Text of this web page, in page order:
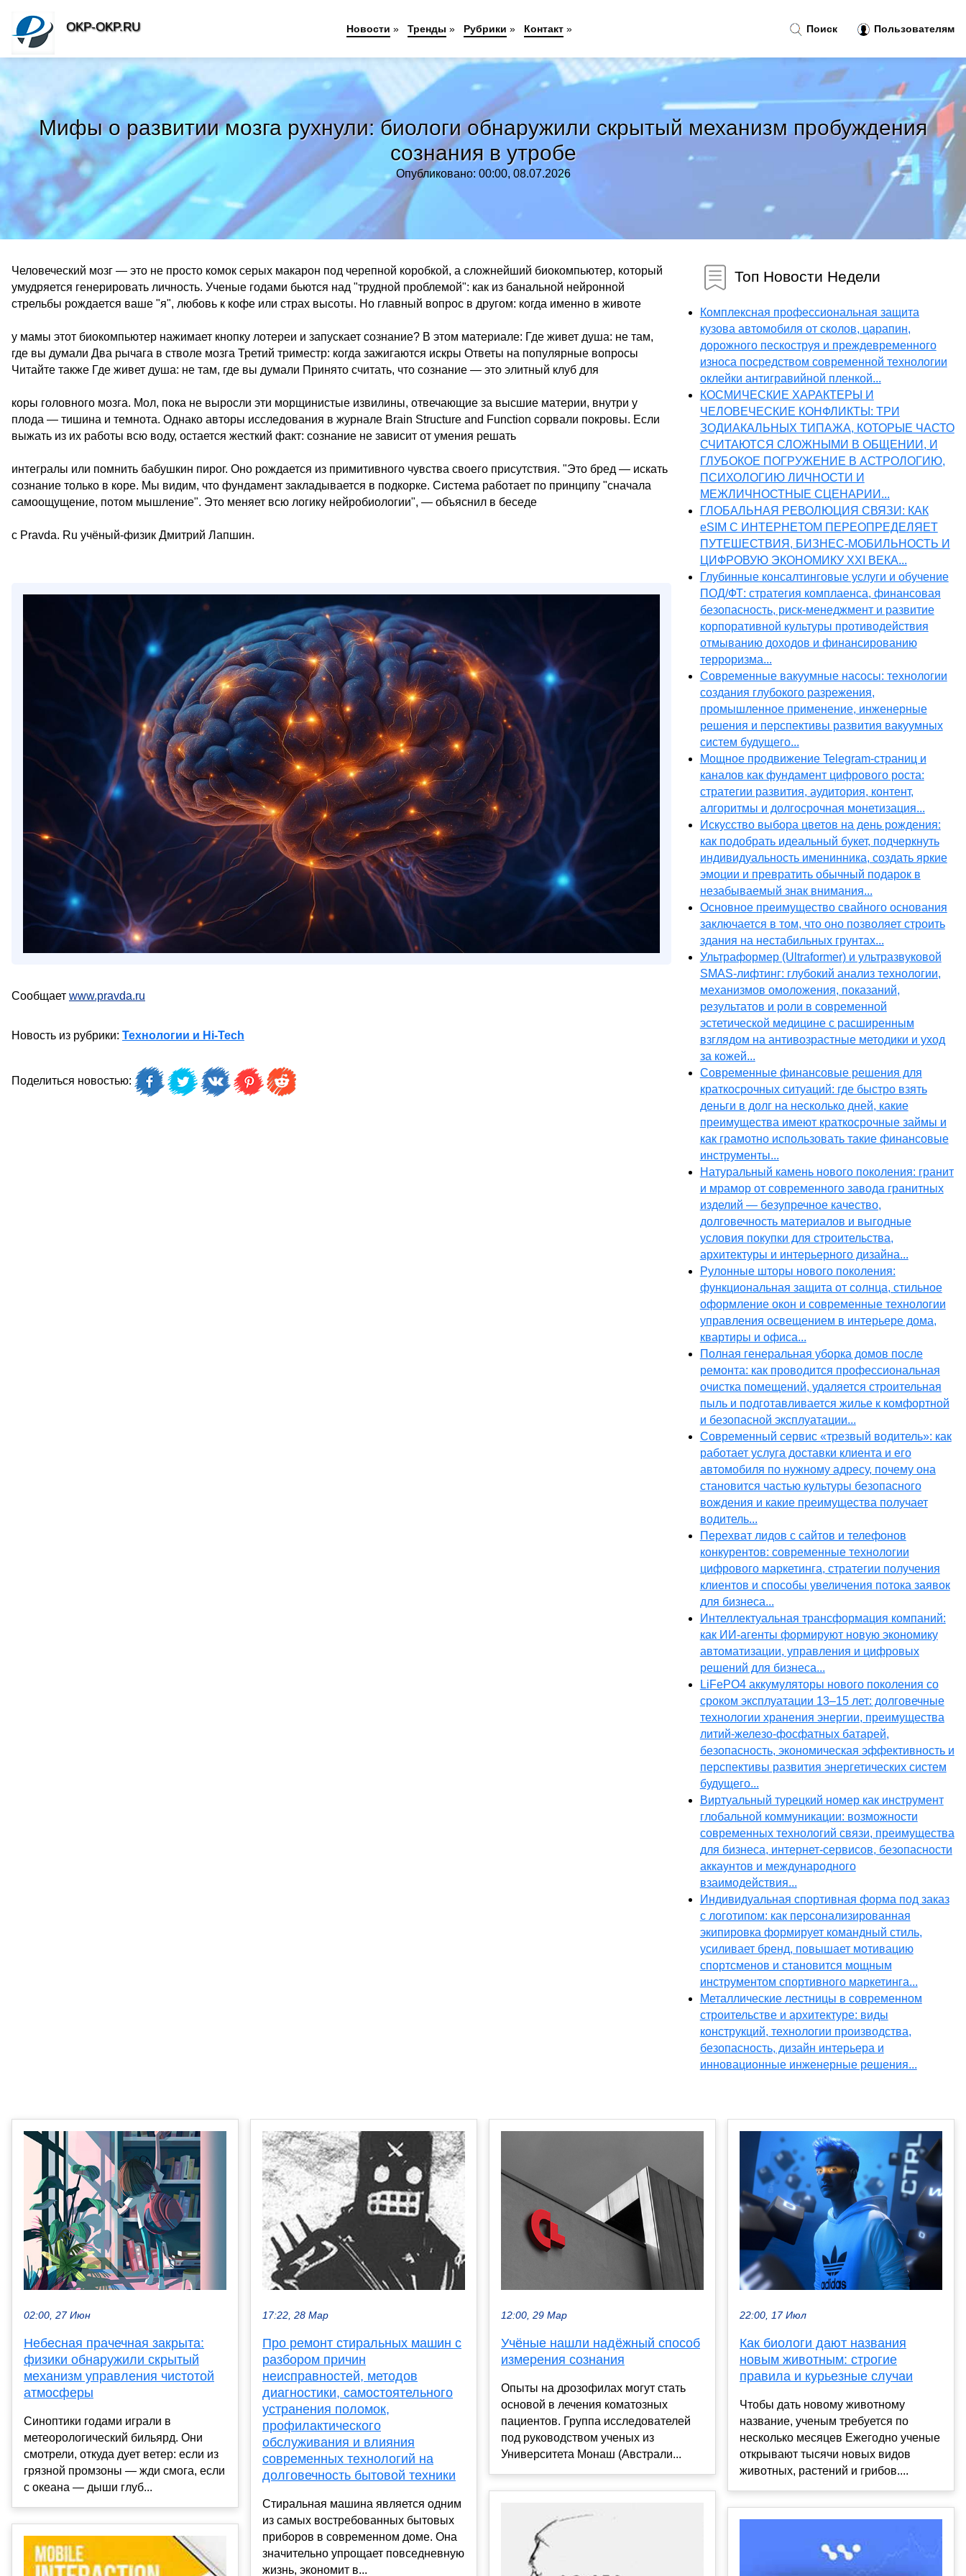
Мифы о развитии мозга рухнули: биологи обнаружили скрытый механизм пробуждения
сознания в утробе
Опубликовано: 00:00, 08.07.2026
Человеческий мозг — это не просто комок серых макарон под черепной коробкой, а сложнейший биокомпьютер, который
умудряется генерировать личность. Ученые годами бьются над "трудной проблемой": как из банальной нейронной
стрельбы рождается ваше "я", любовь к кофе или страх высоты. Но главный вопрос в другом: когда именно в животе
у мамы этот биокомпьютер нажимает кнопку лотереи и запускает сознание? В этом материале: Где живет душа: не там,
где вы думали Два рычага в стволе мозга Третий триместр: когда зажигаются искры Ответы на популярные вопросы
Читайте также Где живет душа: не там, где вы думали Принято считать, что сознание — это элитный клуб для
коры головного мозга. Мол, пока не выросли эти морщинистые извилины, отвечающие за высшие материи, внутри у
плода — тишина и темнота. Однако авторы исследования в журнале Brain Structure and Function сорвали покровы. Если
выжать из их работы всю воду, остается жесткий факт: сознание не зависит от умения решать
интегралы или помнить бабушкин пирог. Оно рождается из примитивного чувства своего присутствия. "Это бред — искать
сознание только в коре. Мы видим, что фундамент закладывается в подкорке. Система работает по принципу "сначала
самоощущение, потом мышление". Это меняет всю логику нейробиологии", — объяснил в беседе
с Pravda. Ru учёный-физик Дмитрий Лапшин.
Сообщает www.pravda.ru
Новость из рубрики: Технологии и Hi-Tech
Поделиться новостью:
Топ Новости Недели
Комплексная профессиональная защита
кузова автомобиля от сколов, царапин,
дорожного пескоструя и преждевременного
износа посредством современной технологии
оклейки антигравийной пленкой...
КОСМИЧЕСКИЕ ХАРАКТЕРЫ И
ЧЕЛОВЕЧЕСКИЕ КОНФЛИКТЫ: ТРИ
ЗОДИАКАЛЬНЫХ ТИПАЖА, КОТОРЫЕ ЧАСТО
СЧИТАЮТСЯ СЛОЖНЫМИ В ОБЩЕНИИ, И
ГЛУБОКОЕ ПОГРУЖЕНИЕ В АСТРОЛОГИЮ,
ПСИХОЛОГИЮ ЛИЧНОСТИ И
МЕЖЛИЧНОСТНЫЕ СЦЕНАРИИ...
ГЛОБАЛЬНАЯ РЕВОЛЮЦИЯ СВЯЗИ: КАК
eSIM С ИНТЕРНЕТОМ ПЕРЕОПРЕДЕЛЯЕТ
ПУТЕШЕСТВИЯ, БИЗНЕС-МОБИЛЬНОСТЬ И
ЦИФРОВУЮ ЭКОНОМИКУ XXI ВЕКА...
Глубинные консалтинговые услуги и обучение
ПОД/ФТ: стратегия комплаенса, финансовая
безопасность, риск-менеджмент и развитие
корпоративной культуры противодействия
отмыванию доходов и финансированию
терроризма...
Современные вакуумные насосы: технологии
создания глубокого разрежения,
промышленное применение, инженерные
решения и перспективы развития вакуумных
систем будущего...
Мощное продвижение Telegram-страниц и
каналов как фундамент цифрового роста:
стратегии развития, аудитория, контент,
алгоритмы и долгосрочная монетизация...
Искусство выбора цветов на день рождения:
как подобрать идеальный букет, подчеркнуть
индивидуальность именинника, создать яркие
эмоции и превратить обычный подарок в
незабываемый знак внимания...
Основное преимущество свайного основания
заключается в том, что оно позволяет строить
здания на нестабильных грунтах...
Ультраформер (Ultraformer) и ультразвуковой
SMAS-лифтинг: глубокий анализ технологии,
механизмов омоложения, показаний,
результатов и роли в современной
эстетической медицине с расширенным
взглядом на антивозрастные методики и уход
за кожей...
Современные финансовые решения для
краткосрочных ситуаций: где быстро взять
деньги в долг на несколько дней, какие
преимущества имеют краткосрочные займы и
как грамотно использовать такие финансовые
инструменты...
Натуральный камень нового поколения: гранит
и мрамор от современного завода гранитных
изделий — безупречное качество,
долговечность материалов и выгодные
условия покупки для строительства,
архитектуры и интерьерного дизайна...
Рулонные шторы нового поколения:
функциональная защита от солнца, стильное
оформление окон и современные технологии
управления освещением в интерьере дома,
квартиры и офиса...
Полная генеральная уборка домов после
ремонта: как проводится профессиональная
очистка помещений, удаляется строительная
пыль и подготавливается жилье к комфортной
и безопасной эксплуатации...
Современный сервис «трезвый водитель»: как
работает услуга доставки клиента и его
автомобиля по нужному адресу, почему она
становится частью культуры безопасного
вождения и какие преимущества получает
водитель...
Перехват лидов с сайтов и телефонов
конкурентов: современные технологии
цифрового маркетинга, стратегии получения
клиентов и способы увеличения потока заявок
для бизнеса...
Интеллектуальная трансформация компаний:
как ИИ-агенты формируют новую экономику
автоматизации, управления и цифровых
решений для бизнеса...
LiFePO4 аккумуляторы нового поколения со
сроком эксплуатации 13–15 лет: долговечные
технологии хранения энергии, преимущества
литий-железо-фосфатных батарей,
безопасность, экономическая эффективность и
перспективы развития энергетических систем
будущего...
Виртуальный турецкий номер как инструмент
глобальной коммуникации: возможности
современных технологий связи, преимущества
для бизнеса, интернет-сервисов, безопасности
аккаунтов и международного
взаимодействия...
Индивидуальная спортивная форма под заказ
с логотипом: как персонализированная
экипировка формирует командный стиль,
усиливает бренд, повышает мотивацию
спортсменов и становится мощным
инструментом спортивного маркетинга...
Металлические лестницы в современном
строительстве и архитектуре: виды
конструкций, технологии производства,
безопасность, дизайн интерьера и
инновационные инженерные решения...
02:00, 27 Июн
Небесная прачечная закрыта:
физики обнаружили скрытый
механизм управления чистотой
атмосферы
Синоптики годами играли в
метеорологический бильярд. Они
смотрели, откуда дует ветер: если из
грязной промзоны — жди смога, если
с океана — дыши глуб...
17:22, 28 Мар
Про ремонт стиральных машин с
разбором причин
неисправностей, методов
диагностики, самостоятельного
устранения поломок,
профилактического
обслуживания и влияния
современных технологий на
долговечность бытовой техники
Стиральная машина является одним
из самых востребованных бытовых
приборов в современном доме. Она
значительно упрощает повседневную
жизнь, экономит в...
12:00, 29 Мар
Учёные нашли надёжный способ
измерения сознания
Опыты на дрозофилах могут стать
основой в лечения коматозных
пациентов. Группа исследователей
под руководством ученых из
Университета Монаш (Австрали...
22:00, 17 Июл
Как биологи дают названия
новым животным: строгие
правила и курьезные случаи
Чтобы дать новому животному
название, ученым требуется по
несколько месяцев Ежегодно ученые
открывают тысячи новых видов
животных, растений и грибов....
Поиск Пользователям
OKP-OKP.RU Новости » Тренды » Рубрики » Контакт»